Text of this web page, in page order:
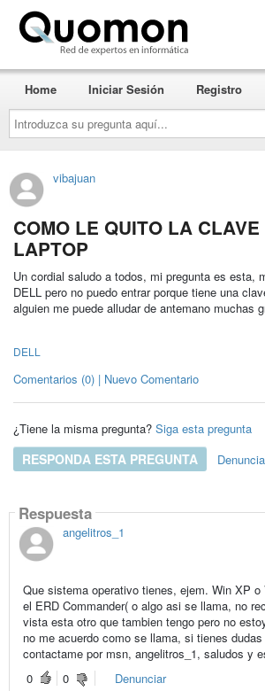
Introduzca
su
pregunta
aquí...
Home Iniciar Sesión Registro
vibajuan
COMO LE QUITO LA
LAPTOP
Un cordial saludo a todos, mi pregunta es esta,
DELL pero no puedo entrar porque tiene una
alguien me puede alludar de antemano muchas
DELL
Comentarios (0) | Nuevo Comentario
¿Tiene la misma pregunta? Siga esta pregunta
RESPONDA ESTA PREGUNTA
Respuesta
angelitros_1
Que sistema operativo tienes, ejem. Win XP
el ERD Commander( o algo asi se llama, no
vista esta otro que tambien tengo pero no
no me acuerdo como se llama, si tienes
contactame por msn, angelitros_1, saludos y
0
0
Denunciar